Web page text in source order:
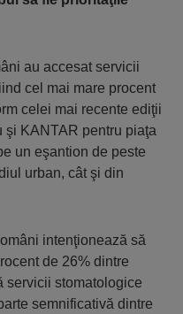
au accesat servicii
cel mai mare procent
celei mai recente ediţii
şi KANTAR pentru piaţa
un eşantion de peste
urban, cât şi din
intenţionează să
de 26% dintre
servicii stomatologice
semnificativă dintre